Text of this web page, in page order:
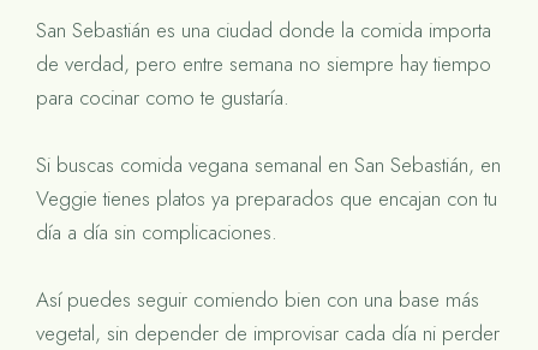
San Sebastián es una ciudad donde la comida importa
de verdad, pero entre semana no siempre hay tiempo
para cocinar como te gustaría.
Si buscas comida vegana semanal en San Sebastián, en
Veggie tienes platos ya preparados que encajan con tu
día a día sin complicaciones.
Así puedes seguir comiendo bien con una base más
vegetal, sin depender de improvisar cada día ni perder